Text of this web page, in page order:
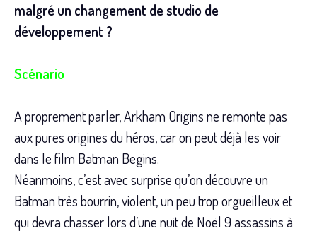
malgré un changement de studio de
développement ?
Scénario
A proprement parler, Arkham Origins ne remonte pas
aux pures origines du héros, car on peut déjà les voir
dans le film Batman Begins.
Néanmoins, c’est avec surprise qu’on découvre un
Batman très bourrin, violent, un peu trop orgueilleux et
qui devra chasser lors d’une nuit de Noël 9 assassins à